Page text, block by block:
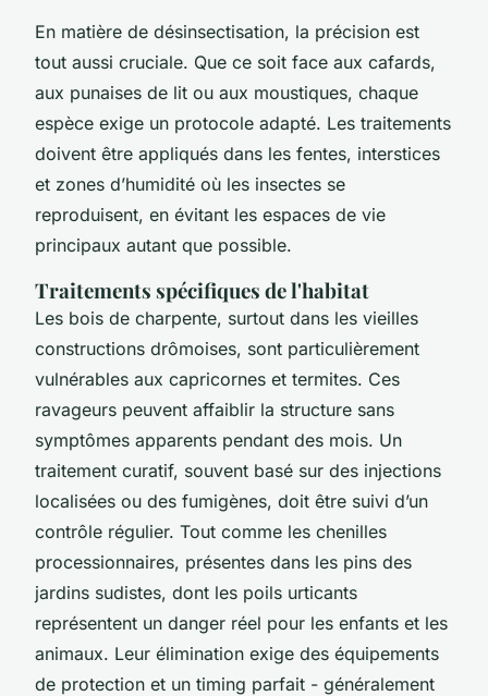
En matière de désinsectisation, la précision est
tout aussi cruciale. Que ce soit face aux cafards,
aux punaises de lit ou aux moustiques, chaque
espèce exige un protocole adapté. Les traitements
doivent être appliqués dans les fentes, interstices
et zones d’humidité où les insectes se
reproduisent, en évitant les espaces de vie
principaux autant que possible.
Traitements spécifiques de l'habitat
Les bois de charpente, surtout dans les vieilles
constructions drômoises, sont particulièrement
vulnérables aux capricornes et termites. Ces
ravageurs peuvent affaiblir la structure sans
symptômes apparents pendant des mois. Un
traitement curatif, souvent basé sur des injections
localisées ou des fumigènes, doit être suivi d’un
contrôle régulier. Tout comme les chenilles
processionnaires, présentes dans les pins des
jardins sudistes, dont les poils urticants
représentent un danger réel pour les enfants et les
animaux. Leur élimination exige des équipements
de protection et un timing parfait - généralement